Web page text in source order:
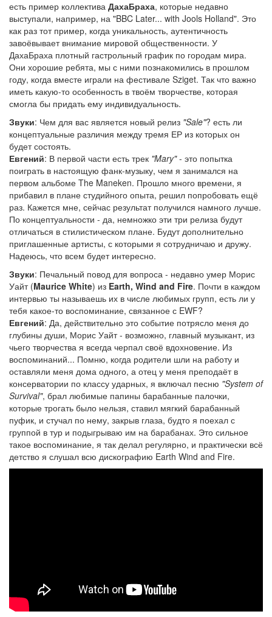
есть пример коллектива ДахаБраха, которые недавно
выступали, например, на "BBC Later... with Jools Holland". Это
как раз тот пример, когда уникальность, аутентичность
завоёвывает внимание мировой общественности. У
ДахаБраха плотный гастрольный график по городам мира.
Они хорошие ребята, мы с ними познакомились в прошлом
году, когда вместе играли на фестивале Sziget. Так что важно
иметь какую-то особенность в твоём творчестве, которая
смогла бы придать ему индивидуальность.
Звуки: Чем для вас является новый релиз "Sale"? есть ли
концептуальные различия между тремя ЕР из которых он
будет состоять.
Евгений: В первой части есть трек "Mary"- это попытка
поиграть в настоящую фанк-музыку, чем я занимался на
первом альбоме The Maneken. Прошло много времени, я
прибавил в плане студийного опыта, решил попробовать ещё
раз. Кажется мне, сейчас результат получился намного лучше.
По концептуальности - да, немножко эти три релиза будут
отличаться в стилистическом плане. Будут дополнительно
приглашенные артисты, с которыми я сотрудничаю и дружу.
Надеюсь, что всем будет интересно.
Звуки: Печальный повод для вопроса - недавно умер Морис
Уайт (Maurice White) из Earth, Wind and Fire. Почти в каждом
интервью ты называешь их в числе любимых групп, есть ли у
тебя какое-то воспоминание, связанное с EWF?
Евгений: Да, действительно это событие потрясло меня до
глубины души, Морис Уайт - возможно, главный музыкант, из
чьего творчества я всегда черпал своё вдохновение. Из
воспоминаний... Помню, когда родители шли на работу и
оставляли меня дома одного, а отец у меня преподаёт в
консерватории по классу ударных, я включал песню "System of
Survival", брал любимые папины барабанные палочки,
которые трогать было нельзя, ставил мягкий барабанный
пуфик, и стучал по нему, закрыв глаза, будто я поехал с
группой в тур и подыгрываю им на барабанах. Это сильное
такое воспоминание, я так делал регулярно, и практически всё
детство я слушал всю дискографию Earth Wind and Fire.